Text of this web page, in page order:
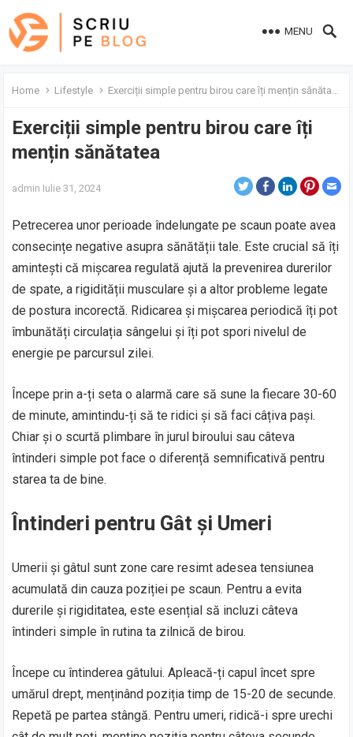
MENU
Home Lifestyle Exerciții simple pentru birou care îți mențin sănătatea
Exerciții simple pentru birou care îți
mențin sănătatea
admin Iulie 31, 2024
Petrecerea unor perioade îndelungate pe scaun poate avea
consecințe negative asupra sănătății tale. Este crucial să îți
amintești că mișcarea regulată ajută la prevenirea durerilor
de spate, a rigidității musculare și a altor probleme legate
de postura incorectă. Ridicarea și mișcarea periodică îți pot
îmbunătăți circulația sângelui și îți pot spori nivelul de
energie pe parcursul zilei.
Începe prin a-ți seta o alarmă care să sune la fiecare 30-60
de minute, amintindu-ți să te ridici și să faci câțiva pași.
Chiar și o scurtă plimbare în jurul biroului sau câteva
întinderi simple pot face o diferență semnificativă pentru
starea ta de bine.
Întinderi pentru Gât și Umeri
Umerii și gâtul sunt zone care resimt adesea tensiunea
acumulată din cauza poziției pe scaun. Pentru a evita
durerile și rigiditatea, este esențial să incluzi câteva
întinderi simple în rutina ta zilnică de birou.
Începe cu întinderea gâtului. Apleacă-ți capul încet spre
umărul drept, menținând poziția timp de 15-20 de secunde.
Repetă pe partea stângă. Pentru umeri, ridică-i spre urechi